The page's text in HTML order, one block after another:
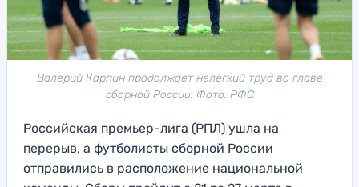
Валерий Карпин продолжает нелегкий труд во главе
сборной России. Фото: РФС
Российская премьер-лига (РПЛ) ушла на
перерыв, а футболисты сборной России
отправились в расположение национальной